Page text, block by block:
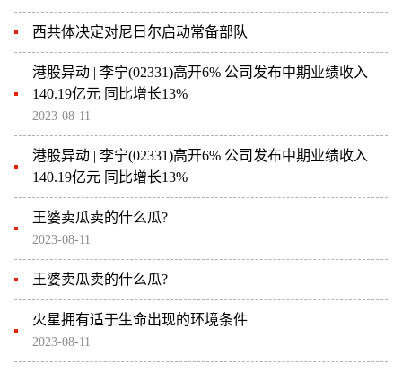
西共体决定对尼日尔启动常备部队
港股异动 | 李宁(02331)高开6% 公司发布中期业绩收入
140.19亿元 同比增长13%
2023-08-11
港股异动 | 李宁(02331)高开6% 公司发布中期业绩收入
140.19亿元 同比增长13%
王婆卖瓜卖的什么瓜?
2023-08-11
王婆卖瓜卖的什么瓜?
火星拥有适于生命出现的环境条件
2023-08-11